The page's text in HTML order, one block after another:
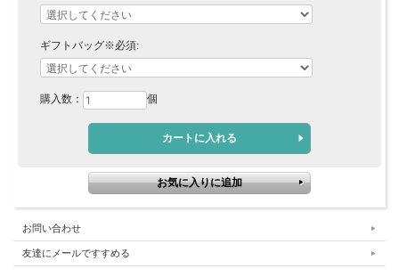
ギフトバッグ※必須:
購入数： 個
お問い合わせ
友達にメールですすめる